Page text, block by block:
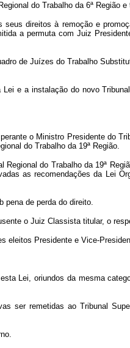
do Trabalho da 6ª Região
direitos à remoção e
a permuta com Juiz
de Juízes do Trabalho
e a instalação do novo
o Ministro Presidente do
do Trabalho da 19ª Região.
do Trabalho da 19ª
as recomendações da Lei
pena de perda do direito.
o Juiz Classista titular, o
eleitos Presidente e Vice-
Lei, oriundos da mesma
ser remetidas ao Tribunal